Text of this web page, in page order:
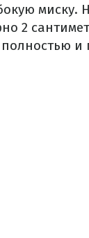
миску.
2
и